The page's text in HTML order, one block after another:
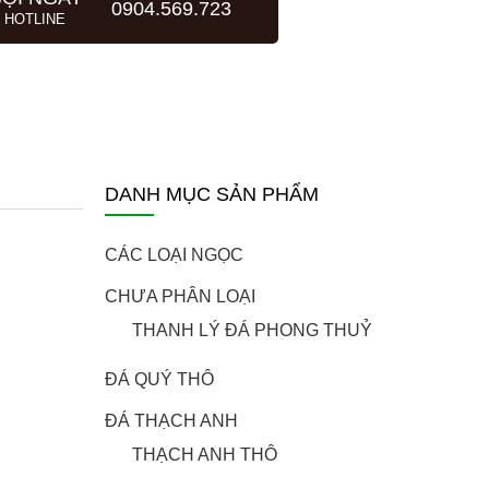
HOTLINE 0904.569.723
DANH MỤC SẢN PHẨM
CÁC LOẠI NGỌC
CHƯA PHÂN LOẠI
THANH LÝ ĐÁ PHONG THUỶ
ĐÁ QUÝ THÔ
ĐÁ THẠCH ANH
THẠCH ANH THÔ